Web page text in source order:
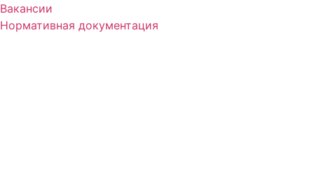
Вакансии
Нормативная документация